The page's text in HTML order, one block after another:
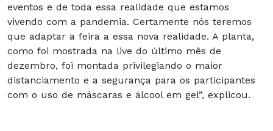
eventos e de toda essa realidade que estamos
vivendo com a pandemia. Certamente nós teremos
que adaptar a feira a essa nova realidade. A planta,
como foi mostrada na live do último mês de
dezembro, foi montada privilegiando o maior
distanciamento e a segurança para os participantes
com o uso de máscaras e álcool em gel”, explicou.